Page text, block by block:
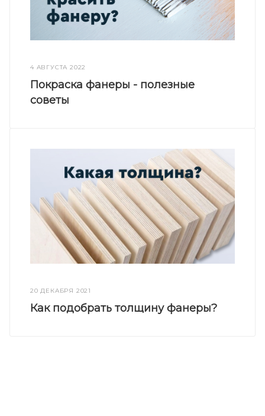
4 АВГУСТА 2022
Покраска фанеры - полезные
советы
20 ДЕКАБРЯ 2021
Как подобрать толщину фанеры?